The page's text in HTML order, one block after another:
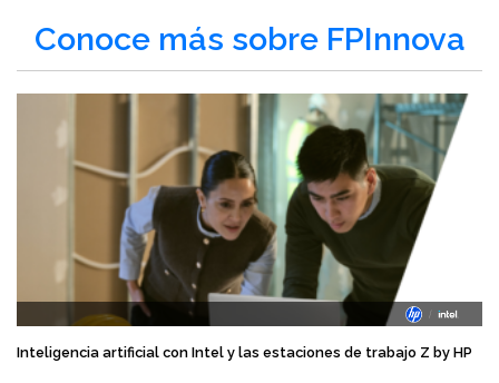
Conoce más sobre FPInnova
Inteligencia artificial con Intel y las estaciones de trabajo Z by HP